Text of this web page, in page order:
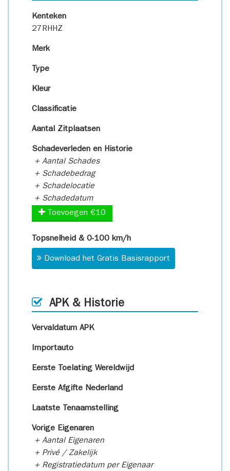
Kenteken
27RHHZ
Merk
Type
Kleur
Classificatie
Aantal Zitplaatsen
Schadeverleden en Historie
+ Aantal Schades
+ Schadebedrag
+ Schadelocatie
+ Schadedatum
Toevoegen €10
Topsnelheid & 0-100 km/h
Download het Gratis Basisrapport
APK & Historie
Vervaldatum APK
Importauto
Eerste Toelating Wereldwijd
Eerste Afgifte Nederland
Laatste Tenaamstelling
Vorige Eigenaren
+ Aantal Eigenaren
+ Privé / Zakelijk
+ Registratiedatum per Eigenaar